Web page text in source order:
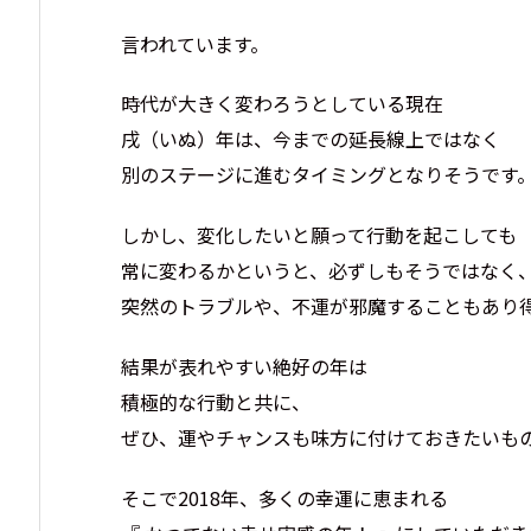
言われています。
時代が大きく変わろうとしている現在
戌（いぬ）年は、今までの延長線上ではなく
別のステージに進むタイミングとなりそうです。
しかし、変化したいと願って行動を起こしても
常に変わるかというと、必ずしもそうではなく、
突然のトラブルや、不運が邪魔することもあり
結果が表れやすい絶好の年は
積極的な行動と共に、
ぜひ、運やチャンスも味方に付けておきたいも
そこで2018年、多くの幸運に恵まれる